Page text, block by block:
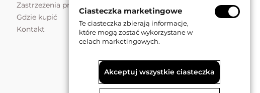
Zastrzeżenia prawne
Gdzie kupić
Kontakt
Ciasteczka marketingowe
Te ciasteczka zbierają informacje,
które mogą zostać wykorzystane w
celach marketingowych.
Akceptuj wszystkie ciasteczka